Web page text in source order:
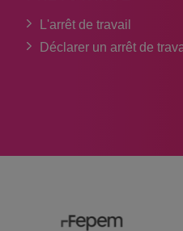
L'arrêt de travail
Déclarer un arrêt de